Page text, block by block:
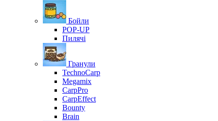
Бойли
POP-UP
Пилячі
Гранули
TechnoCarp
Megamix
CarpPro
CarpEffect
Bounty
Brain